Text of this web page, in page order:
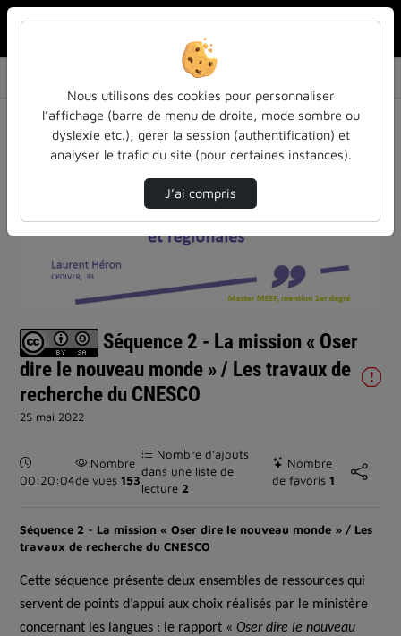
Séquence 2 - La mission « Oser dire le nouve…
Lire
la
Séquence 2 - La mission « Oser
dire le nouveau monde » / Les travaux de
recherche du CNESCO
25 mai 2022
Durée :
00:20:04
Nombre
de vues 153
Nombre d’ajouts
dans une liste de
lecture 2
Nombre
de favoris1
Séquence 2 - La mission « Oser dire le nouveau monde » / Les
travaux de recherche du CNESCO
Cette séquence présente deux ensembles de ressources qui
servent de points d’appui aux choix réalisés par le ministère
concernant les langues : le rapport « Oser dire le nouveau
Nous utilisons des cookies pour personnaliser
l’affichage (barre de menu de droite, mode sombre ou
dyslexie etc.), gérer la session (authentification) et
analyser le trafic du site (pour certaines instances).
J’ai compris